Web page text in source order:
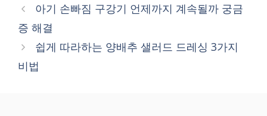
아기 손빠짐 구강기 언제까지 계속될까 궁금
증 해결
쉽게 따라하는 양배추 샐러드 드레싱 3가지
비법